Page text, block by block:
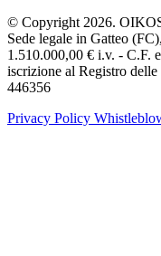
© Copyright 2026.
Sede legale in Gatteo
1.510.000,00 € i.v. - C.F.
iscrizione al Registro
446356
Privacy Policy